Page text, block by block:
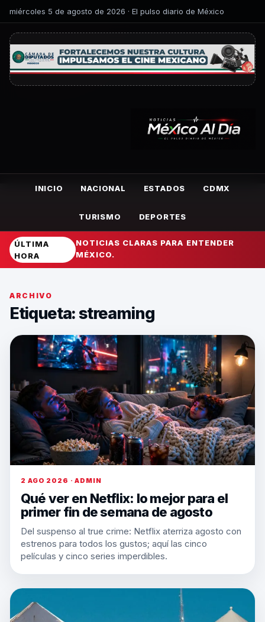
miércoles 5 de agosto de 2026 · El pulso diario de México
INICIO NACIONAL ESTADOS CDMX
TURISMO DEPORTES
ÚLTIMA
HORA
NOTICIAS CLARAS PARA ENTENDER
MÉXICO.
ARCHIVO
Etiqueta:streaming
2 AGO 2026 · ADMIN
Qué ver en Netflix: lo mejor para el
primer fin de semana de agosto
Del suspenso al true crime: Netflix aterriza agosto con
estrenos para todos los gustos; aquí las cinco
películas y cinco series imperdibles.